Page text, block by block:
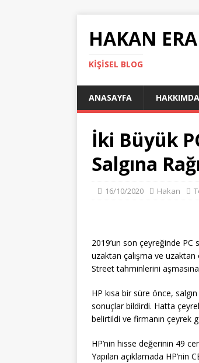
HAKAN
KIŞISEL BLOG
ANASAYFA HAKKIMDA
İki Büyük
Salgına
16/10/2020 Hakan
2019’un son çeyreğinde PC
uzaktan çalışma ve
Street tahminlerini
HP kısa bir süre önce,
sonuçlar bildirdi. Hatta
belirtildi ve firmanın çeyrek
HP’nin hisse değerinin 49
Yapılan açıklamada HP’nin